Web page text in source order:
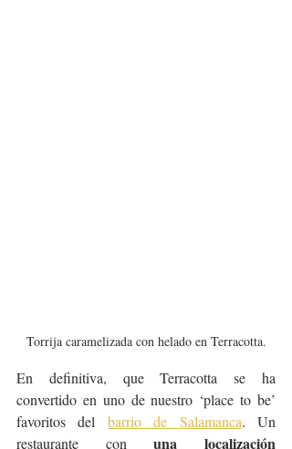
Torrija caramelizada con helado en Terracotta.
En definitiva, que Terracotta se ha
convertido en uno de nuestro ‘place to be’
favoritos del barrio de Salamanca. Un
restaurante con una localización